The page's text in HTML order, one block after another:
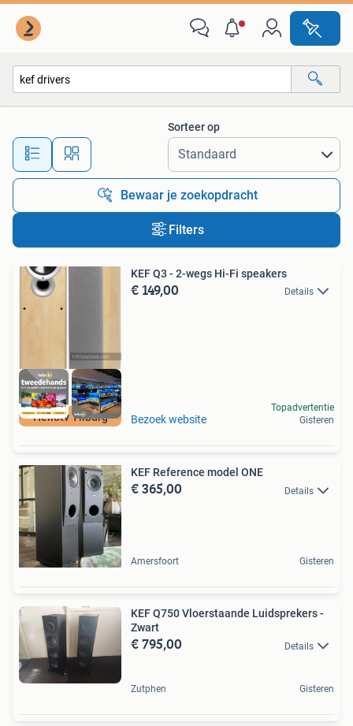
Alle afstanden…
Sorteer op
Bewaar je zoekopdracht
Filters
Hellotv Tilburg
KEF Q3 - 2-wegs Hi-Fi speakers
€ 149,00 Details
Bezoek website
Topadvertentie
Gisteren
KEF Reference model ONE
€ 365,00 Details
Amersfoort Gisteren
KEF Q750 Vloerstaande Luidsprekers -
Zwart
€ 795,00 Details
Zutphen Gisteren